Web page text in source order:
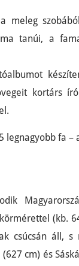
meleg
tanúi, a
kortárs
legnagyobb fa –
(kb.
csúcsán áll, s
cm) és